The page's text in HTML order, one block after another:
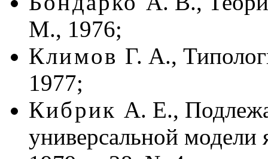
М., 1976;
Климов Г. А.,
1977;
Кибрик А. Е.,
универсальной